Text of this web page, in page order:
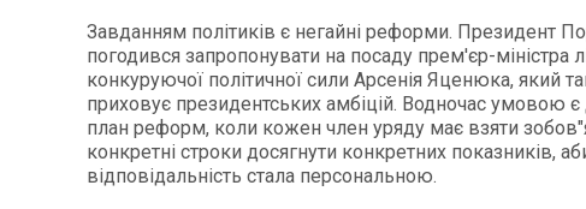
Завданням політиків є негайні реформи. Президент
погодився запропонувати на посаду прем'єр-міністра
конкуруючої політичної сили Арсенія Яценюка, який
приховує президентських амбіцій. Водночас умовою є
план реформ, коли кожен член уряду має взяти
конкретні строки досягнути конкретних показників,
відповідальність стала персональною.